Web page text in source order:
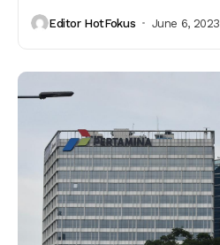
Editor HotFokus June 6, 2023